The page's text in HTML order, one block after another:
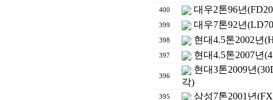
400 대우2톤96년
399 대우7톤92년
398 현대4.5톤2002년
397 현대4.5톤2007년
396
현대3톤2009년
각)
395 삼성7톤2001년